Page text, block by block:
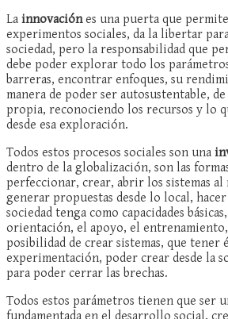
La innovaciónes una puerta que
experimentos sociales, da la libertar
sociedad, pero la responsabilidad que
debe poder explorar todo los
barreras, encontrar enfoques, su
manera de poder ser autosustentable,
propia, reconociendo los recursos y lo
desde esa exploración.
Todos estos procesos sociales son una
dentro de la globalización, son las
perfeccionar, crear, abrir los sistemas al
generar propuestas desde lo local, hacer
sociedad tenga como capacidades
orientación, el apoyo, el
posibilidad de crear sistemas, que tener
experimentación, poder crear desde la
para poder cerrar las brechas.
Todos estos parámetros tienen que ser